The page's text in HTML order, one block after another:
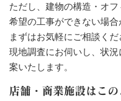
ただし、建物の構造・オ
希望の工事ができない場合
まずはお気軽にご相談くだ
現地調査にお伺いし、状
案いたします。
店舗・商業施設はこ